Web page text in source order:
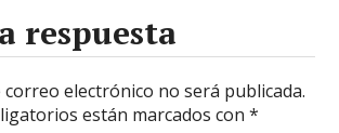
respuesta
correo electrónico no será publicada.
están marcados con*